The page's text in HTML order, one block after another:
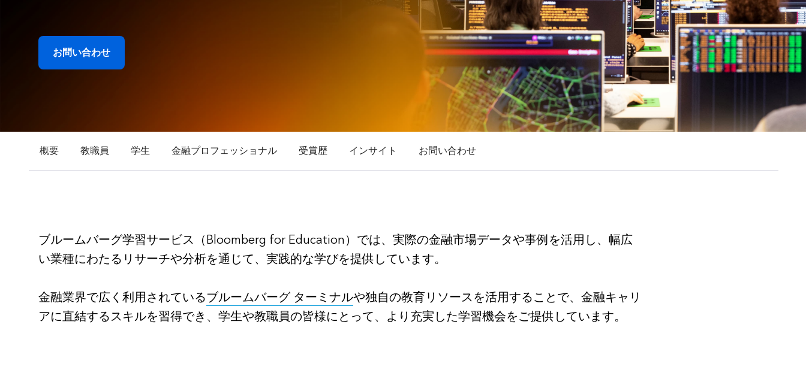
お問い合わせ
概要 教職員 学生 金融プロフェッショナル 受賞歴 インサイト お問い合わせ
ブルームバーグ学習サービス（Bloomberg for Education）では、実際の金融市場データや事例を活用し、幅広
い業種にわたるリサーチや分析を通じて、実践的な学びを提供しています。
金融業界で広く利用されているブルームバーグ ターミナルや独自の教育リソースを活用することで、金融キャリ
アに直結するスキルを習得でき、学生や教職員の皆様にとって、より充実した学習機会をご提供しています。